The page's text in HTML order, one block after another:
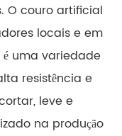
O couro artificial
locais e em
é uma variedade
resistência e
leve e
na produção